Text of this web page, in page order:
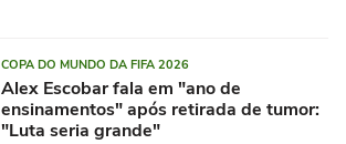
COPA DO MUNDO DA FIFA 2026
Alex Escobar fala em "ano de
ensinamentos" após retirada de tumor:
"Luta seria grande"